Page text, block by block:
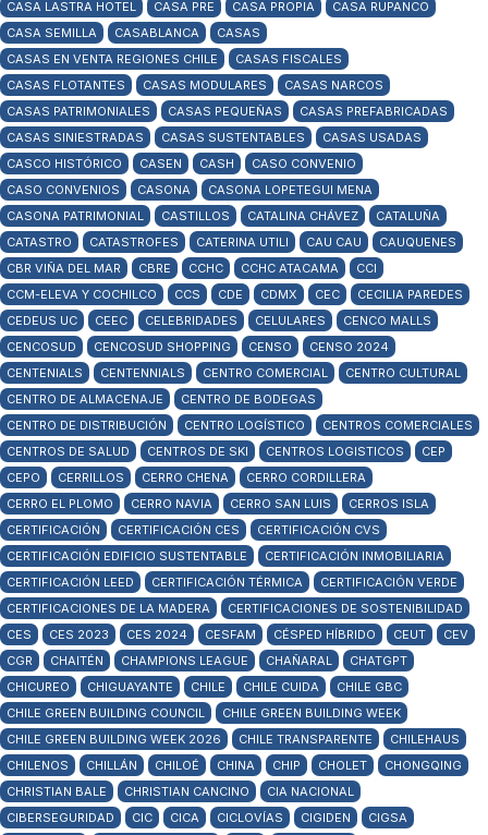
CASA LASTRA HOTEL
CASA PRE CASA PROPIA
CASA RUPANCO
CASA SEMILLA
CASABLANCA
CASAS
CASAS EN VENTA REGIONES CHILE
CASAS FISCALES
CASAS FLOTANTES
CASAS MODULARES
CASAS NARCOS
CASAS PATRIMONIALES
CASAS PEQUEÑAS
CASAS PREFABRICADAS
CASAS SINIESTRADAS
CASAS SUSTENTABLES
CASAS USADAS
CASCO HISTÓRICO
CASEN CASH
CASO CONVENIO
CASO CONVENIOS
CASONA
CASONA LOPETEGUI MENA
CASONA PATRIMONIAL
CASTILLOS CATALINA CHÁVEZ
CATALUÑA
CATASTRO
CATASTROFES CATERINA UTILI CAU CAU
CAUQUENES
CBR VIÑA DEL MAR
CBRE CCHC CCHC ATACAMA
CCI
CCM-ELEVA Y COCHILCO
CCS CDE CDMX CEC
CECILIA PAREDES
CEDEUS UC
CEEC CELEBRIDADES CELULARES
CENCO MALLS
CENCOSUD
CENCOSUD SHOPPING CENSO
CENSO 2024
CENTENIALS
CENTENNIALS CENTRO COMERCIAL
CENTRO CULTURAL
CENTRO DE ALMACENAJE
CENTRO DE BODEGAS
CENTRO DE DISTRIBUCIÓN
CENTRO LOGÍSTICO
CENTROS COMERCIALES
CENTROS DE SALUD
CENTROS DE SKI CENTROS LOGISTICOS
CEP
CEPO
CERRILLOS CERRO CHENA
CERRO CORDILLERA
CERRO EL PLOMO
CERRO NAVIA CERRO SAN LUIS
CERROS ISLA
CERTIFICACIÓN
CERTIFICACIÓN CES
CERTIFICACIÓN CVS
CERTIFICACIÓN EDIFICIO SUSTENTABLE
CERTIFICACIÓN INMOBILIARIA
CERTIFICACIÓN LEED
CERTIFICACIÓN TÉRMICA
CERTIFICACIÓN VERDE
CERTIFICACIONES DE LA MADERA
CERTIFICACIONES DE SOSTENIBILIDAD
CES
CES 2023 CES 2024 CESFAM CÉSPED HÍBRIDO CEUT
CEV
CGR
CHAITÉN CHAMPIONS LEAGUE CHAÑARAL
CHATGPT
CHICUREO
CHIGUAYANTE CHILE CHILE CUIDA
CHILE GBC
CHILE GREEN BUILDING COUNCIL
CHILE GREEN BUILDING WEEK
CHILE GREEN BUILDING WEEK 2026
CHILE TRANSPARENTE
CHILEHAUS
CHILENOS
CHILLÁN CHILOÉ CHINA CHIP CHOLET
CHONGQING
CHRISTIAN BALE
CHRISTIAN CANCINO
CIA NACIONAL
CIBERSEGURIDAD
CIC CICA CICLOVÍAS CIGIDEN CIGSA